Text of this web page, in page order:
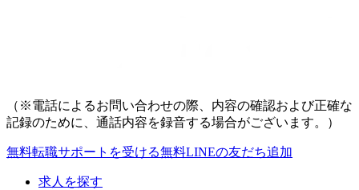
（※電話によるお問い合わせの際、内容の確認および正確な
記録のために、通話内容を録音する場合がございます。）
無料転職サポートを受ける無料LINEの友だち追加
求人を探す